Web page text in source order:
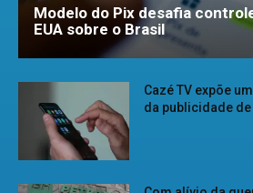
Modelo do Pix desafia
EUA sobre o Brasil
Cazé TV expõe
da publicidade